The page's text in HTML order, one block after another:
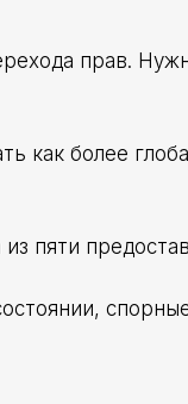
прав.
как более
пяти